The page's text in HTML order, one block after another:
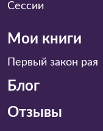
Сессии
Мои книги
Первый закон рая
Блог
Отзывы